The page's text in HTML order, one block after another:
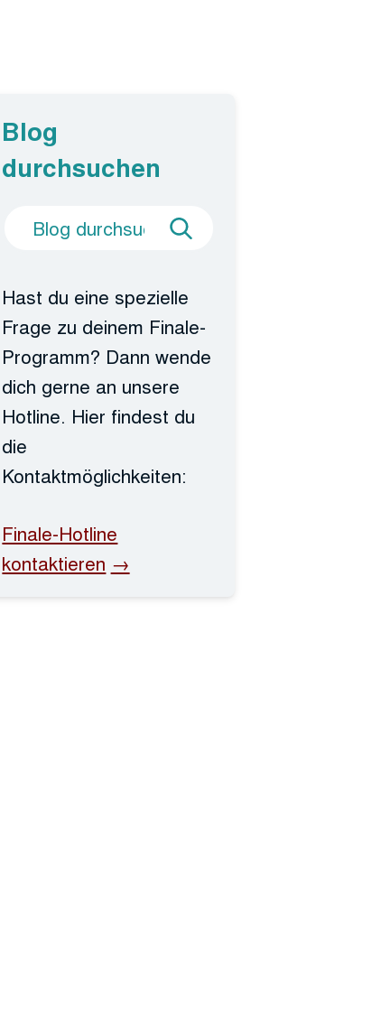
Blog
durchsuchen
nach
Blog
Hast du eine spezielle
Frage zu deinem Finale-
Programm? Dann wende
dich gerne an unsere
Hotline. Hier findest du
die
Kontaktmöglichkeiten:
Finale-Hotline
kontaktieren